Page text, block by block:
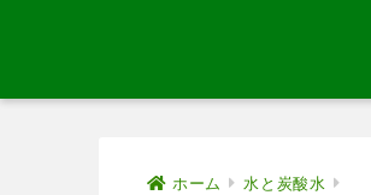
ホーム 水と炭酸水